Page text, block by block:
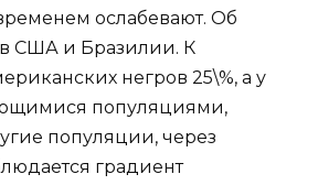
ослабевают. Об
в США и Бразилии. К
негров 25\%, а у
популяциями,
популяции, через
градиент